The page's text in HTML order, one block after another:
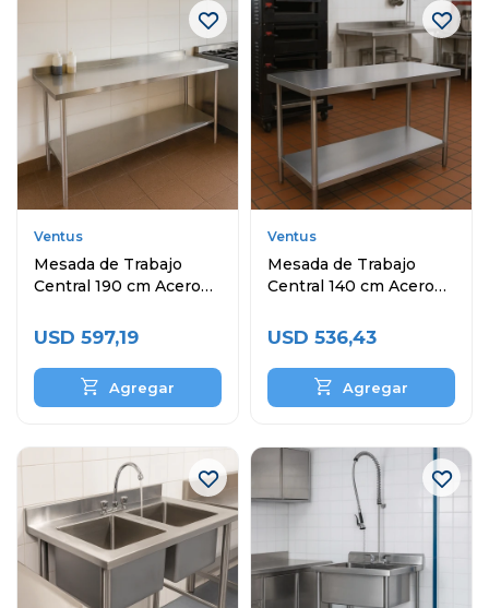
Ventus
Mesada de Trabajo
Central 190 cm Acero
USD 597,19
Ventus
Mesada de Trabajo
Central 140 cm Acero
USD 536,43